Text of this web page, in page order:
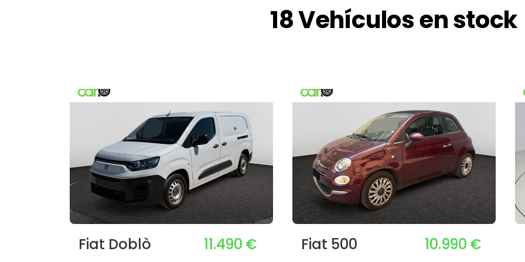
18 Vehículos en stock
Fiat Doblò 11.490 € Fiat 500 10.990 €